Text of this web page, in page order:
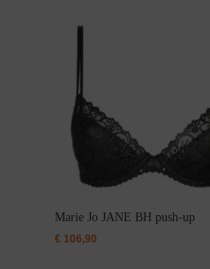
Marie Jo JANE BH push-up
€ 106,90
Alle Bikini’s